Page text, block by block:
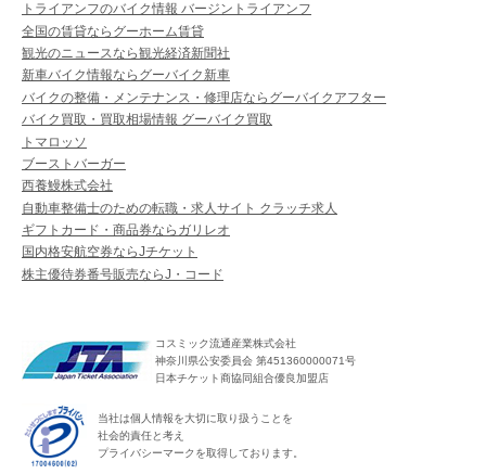
トライアンフのバイク情報 バージントライアンフ
全国の賃貸ならグーホーム賃貸
観光のニュースなら観光経済新聞社
新車バイク情報ならグーバイク新車
バイクの整備・メンテナンス・修理店ならグーバイクアフター
バイク買取・買取相場情報 グーバイク買取
トマロッソ
ブーストバーガー
西養鰻株式会社
自動車整備士のための転職・求人サイト クラッチ求人
ギフトカード・商品券ならガリレオ
国内格安航空券ならJチケット
株主優待券番号販売ならJ・コード
コスミック流通産業株式会社
神奈川県公安委員会 第451360000071号
日本チケット商協同組合優良加盟店
当社は個人情報を大切に取り扱うことを
社会的責任と考え
プライバシーマークを取得しております。